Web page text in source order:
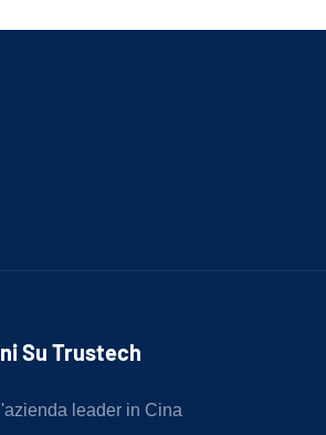
Su Trustech
leader in Cina